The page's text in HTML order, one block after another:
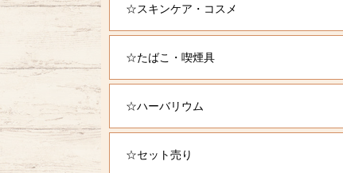
☆スキンケア・コスメ
☆たばこ・喫煙具
☆ハーバリウム
☆セット売り